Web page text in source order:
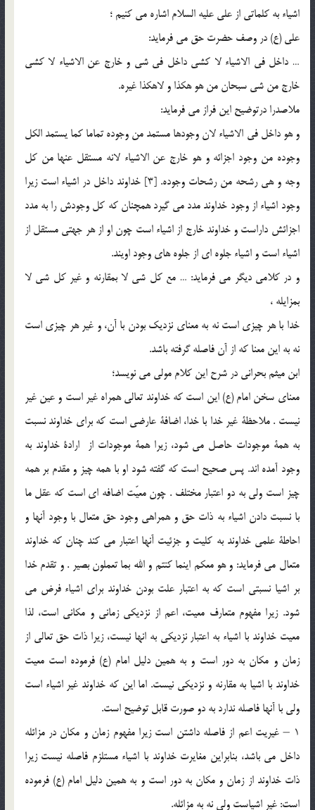
اشیاء به کلماتی از علی علیه السلام اشاره می کنیم ؛
علی (ع) در وصف حضرت حق می فرماید:
… داخل فی الاشیاء لا کشی داخل فی شی و خارج عن الاشیاء لا کشی
خارج من شی سبحان من هو هکذا و لاهکذا غیره.
ملاصدرا درتوضیح این فراز می فرماید:
و هو داخل فی الاشیاء لان وجودها مستمد من وجوده تماما کما یستمد الکل
وجوده من وجود اجزائه و هو خارج عن الاشیاء لانه مستقل عنها من کل
وجه و هی رشحه من رشحات وجوده. [3] خداوند داخل در اشیاء است زیرا
وجود اشیاء از وجود خداوند مدد می گیرد همچنان که کل وجودش را به مدد
اجزائش داراست و خداوند خارج از اشیاء است چون او از هر جهتی مستقل از
اشیاء است و اشیاء جلوه ای از جلوه های وجود اویند.
و در کلامی دیگر می فرماید: … مع کل شی لا بمقارنه و غیر کل شی لا
بمزایله ،
خدا با هر چیزی است نه به معنای نزدیک بودن با آن، و غیر هر چیزی است
نه به این معنا که از آن فاصله گرفته باشد.
ابن میثم بحرانی در شرح این کلام مولی می نویسد؛
معنای سخن امام (ع) این است که خداوند تعالی همراه غیر است و عین غیر
نیست . ملاحظة غیر خدا با خدا، اضافة عارضی است که برای خداوند نسبت
به همة موجودات حاصل می شود، زیرا همة موجودات از ارادة خداوند به
وجود آمده اند. پس صحیح است که گفته شود او با همه چیز و مقدم بر همه
چیز است ولی به دو اعتبار مختلف . چون معیّت اضافه ای است که عقل ما
با نسبت دادن اشیاء به ذات حق و همراهی وجود حق متعال با وجود آنها و
احاطة علمی خداوند به کلیت و جزئیت آنها اعتبار می کند چنان که خداوند
متعال می فرماید: و هو معکم اینما کنتم و الله بما تعملون بصیر . و تقدم خدا
بر اشیا نسبتی است که به اعتبار علت بودن خداوند برای اشیاء فرض می
شود. زیرا مفهوم متعارف معیت، اعم از نزدیکی زمانی و مکانی است، لذا
معیت خداوند با اشیاء به اعتبار نزدیکی به انها نیست، زیرا ذات حق تعالی از
زمان و مکان به دور است و به همین دلیل امام (ع) فرموده است معیت
خداوند با اشیا به مقارنه و نزدیکی نیست. اما این که خداوند غیر اشیاء است
ولی با آنها فاصله ندارد به دو صورت قابل توضیح است.
1 – غیریت اعم از فاصله داشتن است زیرا مفهوم زمان و مکان در مزائله
داخل می باشد، بنابراین مغایرت خداوند با اشیاء مستلزم فاصله نیست زیرا
ذات خداوند از زمان و مکان به دور است و به همین دلیل امام (ع) فرموده
است: غیر اشیاست ولی نه به مزائله.